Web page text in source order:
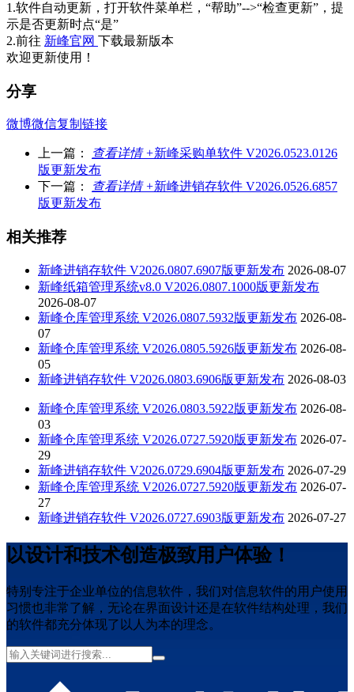
1.软件自动更新，打开软件菜单栏，“帮助”-->“检查更新”，提
示是否更新时点“是”
2.前往 新峰官网 下载最新版本
欢迎更新使用！
分享
微博微信复制链接
上一篇： 查看详情 +新峰采购单软件 V2026.0523.0126
版更新发布
下一篇：
查看详情 +新峰进销存软件 V2026.0526.6857
版更新发布
相关推荐
新峰进销存软件 V2026.0807.6907版更新发布 2026-08-07
新峰纸箱管理系统v8.0 V2026.0807.1000版更新发布
2026-08-07
新峰仓库管理系统 V2026.0807.5932版更新发布 2026-08-
07
新峰仓库管理系统 V2026.0805.5926版更新发布 2026-08-
05
新峰进销存软件 V2026.0803.6906版更新发布 2026-08-03
新峰仓库管理系统 V2026.0803.5922版更新发布 2026-08-
03
新峰仓库管理系统 V2026.0727.5920版更新发布 2026-07-
29
新峰进销存软件 V2026.0729.6904版更新发布 2026-07-29
新峰仓库管理系统 V2026.0727.5920版更新发布 2026-07-
27
新峰进销存软件 V2026.0727.6903版更新发布 2026-07-27
以设计和技术创造极致用户体验！
特别专注于企业单位的信息软件，我们对信息软件的用户使用
习惯也非常了解，无论在界面设计还是在软件结构处理，我们
的软件都充分体现了以人为本的理念。